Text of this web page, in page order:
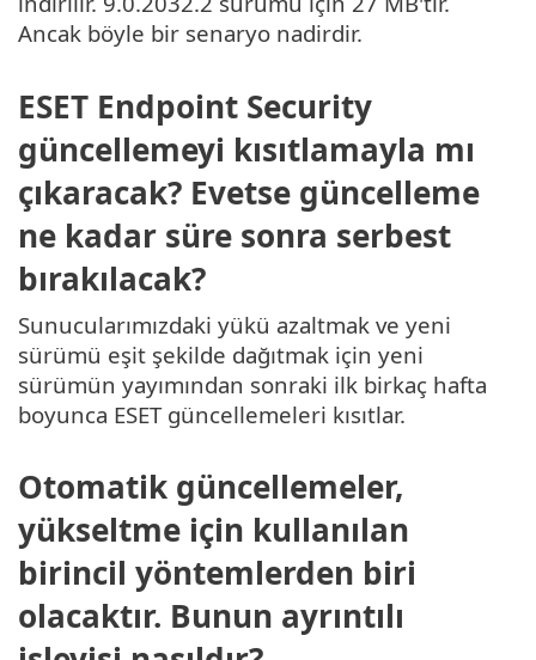
Ancak böyle bir senaryo nadirdir.
ESET Endpoint Security
güncellemeyi kısıtlamayla mı
çıkaracak? Evetse güncelleme
ne kadar süre sonra serbest
bırakılacak?
Sunucularımızdaki yükü azaltmak ve yeni
sürümü eşit şekilde dağıtmak için yeni
sürümün yayımından sonraki ilk birkaç hafta
boyunca ESET güncellemeleri kısıtlar.
Otomatik güncellemeler,
yükseltme için kullanılan
birincil yöntemlerden biri
olacaktır. Bunun ayrıntılı